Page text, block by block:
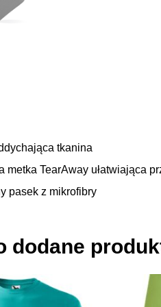
tkanina
metka TearAway ułatwiająca
pasek z mikrofibry
dodane
produkt